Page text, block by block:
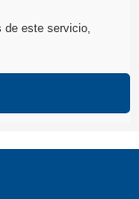
de este servicio,